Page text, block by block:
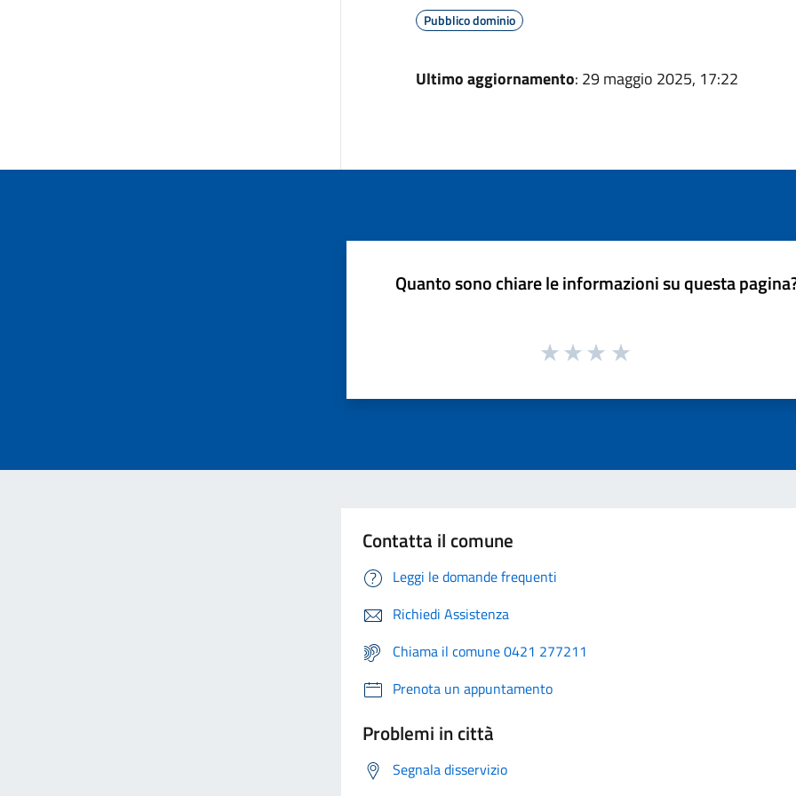
Pubblico dominio
Ultimo aggiornamento: 29 maggio 2025, 17:22
Quanto sono chiare le informazioni su questa
Contatta il comune
Leggi le domande frequenti
Richiedi Assistenza
Chiama il comune 0421 277211
Prenota un appuntamento
Problemi in città
Segnala disservizio